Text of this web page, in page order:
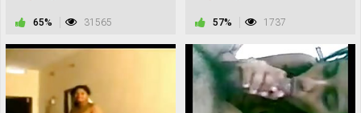
65% 31565 57% 1737